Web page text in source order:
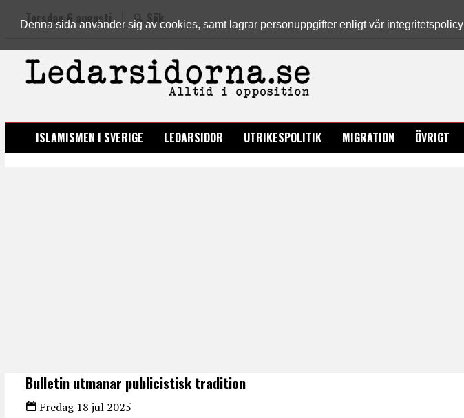
Denna sida använder sig av cookies, samt lagrar personuppgifter enligt vår integritetspolicy
Torsdag 6 augusti Sök
LEDARSIDORNA.SE
ISLAMISMEN I SVERIGE LEDARSIDOR UTRIKESPOLITIK MIGRATION ÖVRIGT
Bulletin utmanar publicistisk tradition
Fredag 18 jul 2025